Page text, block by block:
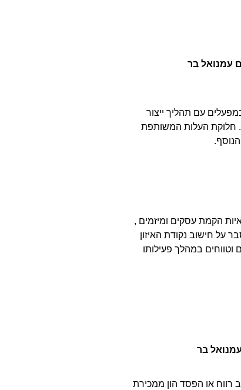
עמנואל בר
עם תהליך ייצור
חלוקת העלות המשותפת
הקמת עסקים ומיזמים ,
על חישוב נקודת האיזון
וטווחים במהלך פעילותו
בר
רווח או הפסד הון ממכירת